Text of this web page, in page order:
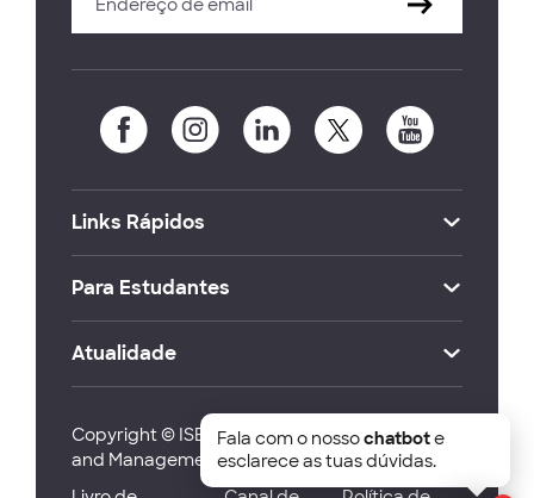
Links Rápidos
Para Estudantes
Atualidade
Copyright © ISEG Lisbon School of Economics
and Management 2026
Fala com o nossochatbote
esclarece as tuas dúvidas.